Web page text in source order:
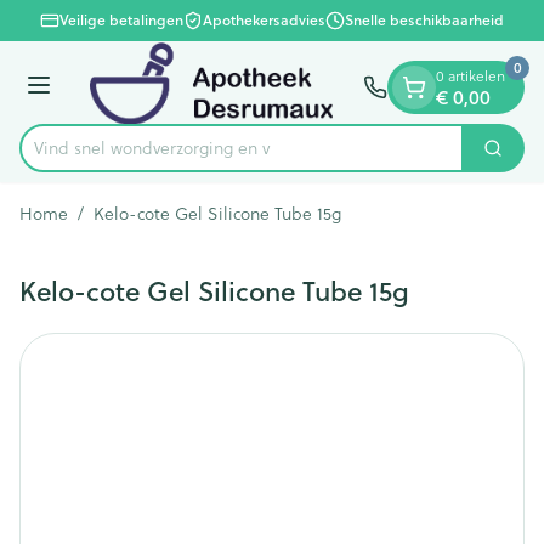
Ga naar de inhoud
1 van 1Veilige betalingen Apothekersadvies Snelle beschikbaarheid
Menu
Product, merk, categorie...
Vind snel wondverzorg Zoek
0 artikelen
€ 0,00
0
Home / Kelo-cote Gel Silicone Tube 15g
Kelo-cote Gel Silicone Tube 15g